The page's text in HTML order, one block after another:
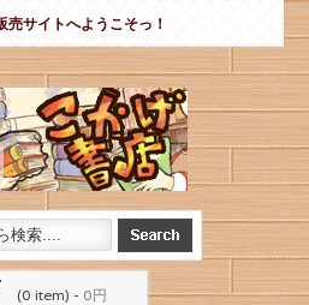
売サイトへようこそっ！
(0 item) - 0円